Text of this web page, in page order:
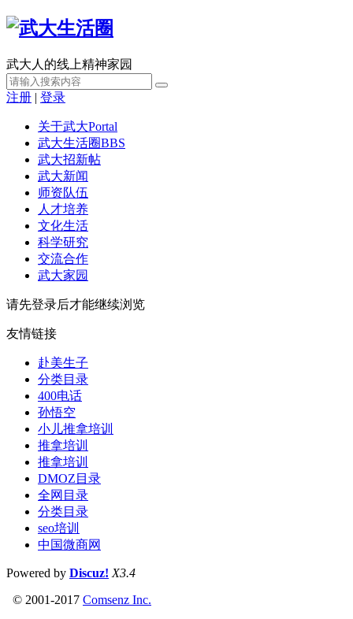
武大人的线上精神家园
注册 | 登录
关于武大Portal
武大生活圈BBS
武大招新帖
武大新闻
师资队伍
人才培养
文化生活
科学研究
交流合作
武大家园
请先登录后才能继续浏览
友情链接
赴美生子
分类目录
400电话
孙悟空
小儿推拿培训
推拿培训
推拿培训
DMOZ目录
全网目录
分类目录
seo培训
中国微商网
Powered by Discuz! X3.4
© 2001-2017 Comsenz Inc.